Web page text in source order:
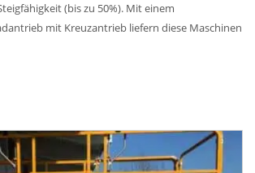
(bis zu 50%). Mit einem
mit Kreuzantrieb liefern diese Maschinen